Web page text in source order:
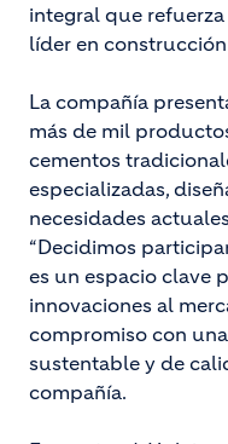
integral que
líder en
La compañía
más de mil
cementos
especializadas,
necesidades
“Decidimos
es un espacio clave
innovaciones al
compromiso con
sustentable y de
compañía.